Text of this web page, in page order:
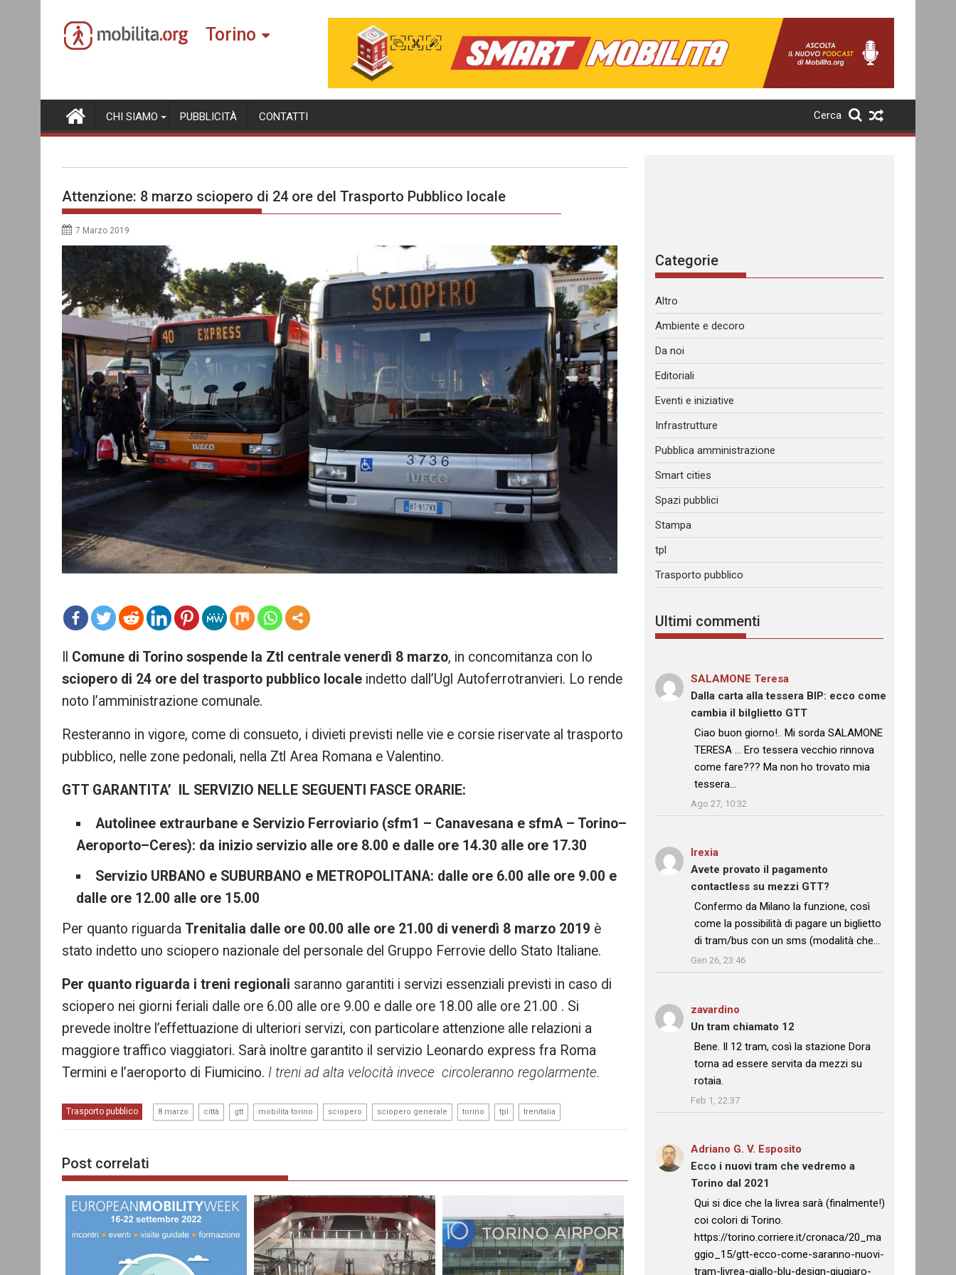
content
Torino
CHI SIAMO PUBBLICITÀ CONTATTI Cerca
Attenzione: 8 marzo sciopero di 24 ore del Trasporto Pubblico locale
7 Marzo 2019
re
Comune di Torino sospende la Ztl centrale venerdì 8 marzo, in concomitanza con lo
sciopero di 24 ore del trasporto pubblico locale indetto dall’Ugl Autoferrotranvieri. Lo rende
noto l’amministrazione comunale.
Resteranno in vigore, come di consueto, i divieti previsti nelle vie e corsie riservate al trasporto
pubblico, nelle zone pedonali, nella Ztl Area Romana e Valentino.
GTT GARANTITA’ IL SERVIZIO NELLE SEGUENTI FASCE ORARIE:
Autolinee extraurbane e Servizio Ferroviario (sfm1 – Canavesana e sfmA – Torino–
Aeroporto–Ceres): da inizio servizio alle ore 8.00 e dalle ore 14.30 alle ore 17.30
Servizio URBANO e SUBURBANO e METROPOLITANA: dalle ore 6.00 alle ore 9.00 e
dalle ore 12.00 alle ore 15.00
Per quanto riguarda Trenitalia dalle ore 00.00 alle ore 21.00 di venerdì 8 marzo 2019 è
stato indetto uno sciopero nazionale del personale del Gruppo Ferrovie dello Stato Italiane.
Per quanto riguarda i treni regionali saranno garantiti i servizi essenziali previsti in caso di
sciopero nei giorni feriali dalle ore 6.00 alle ore 9.00 e dalle ore 18.00 alle ore 21.00 . Si
prevede inoltre l’effettuazione di ulteriori servizi, con particolare attenzione alle relazioni a
maggiore traffico viaggiatori. Sarà inoltre garantito il servizio Leonardo express fra Roma
Termini e l’aeroporto di Fiumicino. I treni ad alta velocità invece circoleranno regolarmente.
Trasporto pubblico 8 marzo città gtt mobilita torino sciopero sciopero generale torino tpl trenitalia
Post correlati
Categorie
Altro
Ambiente e decoro
Da noi
Editoriali
Eventi e iniziative
Infrastrutture
Pubblica amministrazione
Smart cities
Spazi pubblici
Stampa
tpl
Trasporto pubblico
Ultimi commenti
SALAMONE Teresa
Dalla carta alla tessera BIP: ecco come
cambia il bilglietto GTT
: “
Ciao buon giorno!.. Mi sorda SALAMONE
TERESA … Ero tessera vecchio rinnova
come fare??? Ma non ho trovato mia
tessera…
Ago 27, 10:32
Irexia
Avete provato il pagamento
contactless su mezzi GTT?
: “
Confermo da Milano la funzione, così
come la possibilità di pagare un biglietto
di tram/bus con un sms (modalità che…
Gen 26, 23:46
zavardino
Un tram chiamato 12
: “
Bene. Il 12 tram, così la stazione Dora
torna ad essere servita da mezzi su
rotaia.
Feb 1, 22:37
Adriano G. V. Esposito
Ecco i nuovi tram che vedremo a
Torino dal 2021
: “
Qui si dice che la livrea sarà (finalmente!)
coi colori di Torino.
https://torino.corriere.it/cronaca/20_ma
ggio_15/gtt-ecco-come-saranno-nuovi-
tram-livrea-giallo-blu-design-giugiaro-